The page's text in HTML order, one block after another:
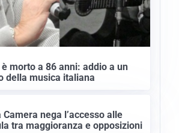
morto a 86 anni: addio a un
della musica italiana
nega l’accesso alle
tra maggioranza e opposizioni